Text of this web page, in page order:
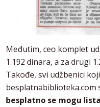
Međutim, ceo komplet
1.192 dinara, a za drugi
Takođe, svi udžbenici
besplatnabiblioteka.com
besplatno se mogu